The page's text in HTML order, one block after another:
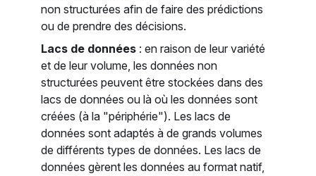
non structurées afin de faire des prédictions
ou de prendre des décisions.
Lacs de données: en raison de leur variété
et de leur volume, les données non
structurées peuvent être stockées dans des
lacs de données ou là où les données sont
créées (à la "périphérie"). Les lacs de
données sont adaptés à de grands volumes
de différents types de données. Les lacs de
données gèrent les données au format natif,